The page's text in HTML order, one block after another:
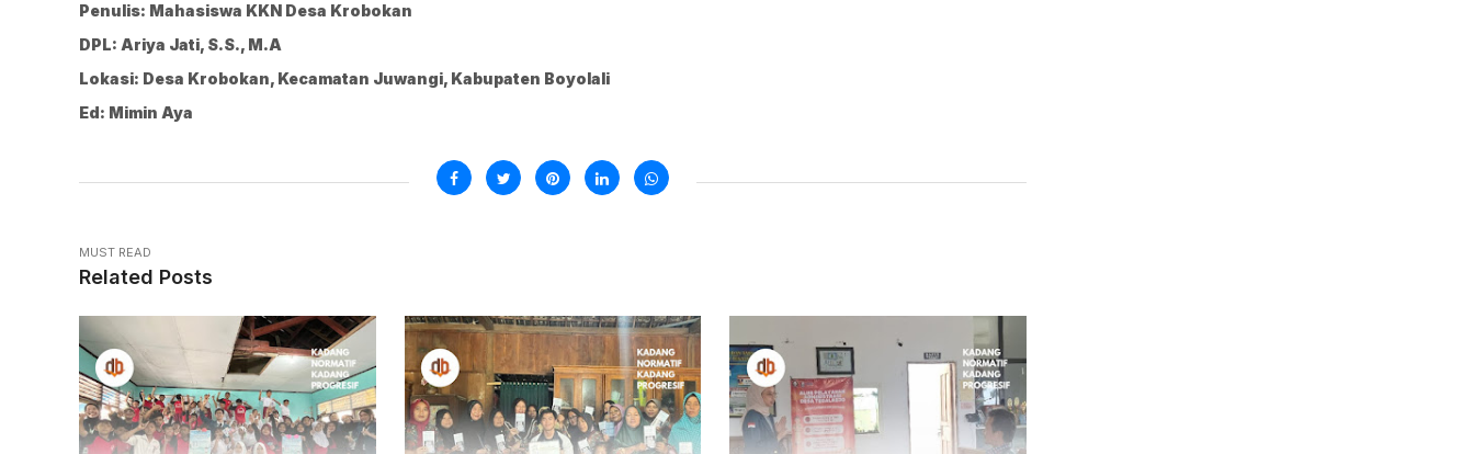
Penulis: Mahasiswa KKN Desa Krobokan
DPL: Ariya Jati, S.S., M.A
Lokasi: Desa Krobokan, Kecamatan Juwangi, Kabupaten Boyolali
Ed: Mimin Aya
MUST READ
Related Posts